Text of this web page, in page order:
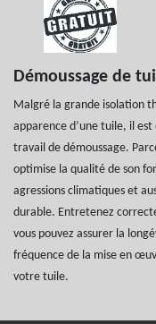
Démoussage de
Malgré la grande isolation
apparence d’une tuile, il
travail de démoussage.
optimise la qualité de son
agressions climatiques et
durable. Entretenez
vous pouvez assurer la
fréquence de la mise en
votre tuile.